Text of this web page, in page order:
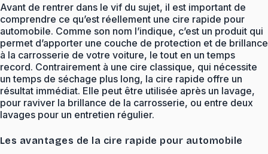
Avant de rentrer dans le vif du sujet, il est important de
comprendre ce qu’est réellement une cire rapide pour
automobile. Comme son nom l’indique, c’est un produit qui
permet d’apporter une couche de protection et de brillance
à la carrosserie de votre voiture, le tout en un temps
record. Contrairement à une cire classique, qui nécessite
un temps de séchage plus long, la cire rapide offre un
résultat immédiat. Elle peut être utilisée après un lavage,
pour raviver la brillance de la carrosserie, ou entre deux
lavages pour un entretien régulier.
Les avantages de la cire rapide pour automobile